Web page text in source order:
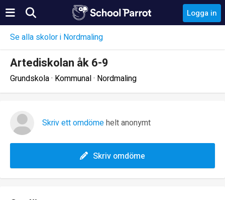
Logga in
Se alla skolor i Nordmaling
Artediskolan åk 6-9
Grundskola · Kommunal · Nordmaling
Skriv ett omdömehelt anonymt
Skriv omdöme